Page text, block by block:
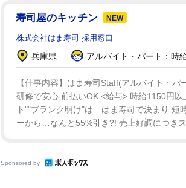
寿司屋のキッチン NEW
株式会社はま寿司 採用窓口
兵庫県 アルバイト・パート：時
【仕事内容】はま寿司Staff(アルバイト・
研修で安心 前払いOK <給与> 時給1150円
ト""ブランク明け"は…はま寿司で決まり 短
ーから…なんと55%引き?! 売上好調につき
Sponsored by